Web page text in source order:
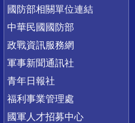
國防部相關單位連結
中華民國國防部
政戰資訊服務網
軍事新聞通訊社
青年日報社
福利事業管理處
國軍人才招募中心